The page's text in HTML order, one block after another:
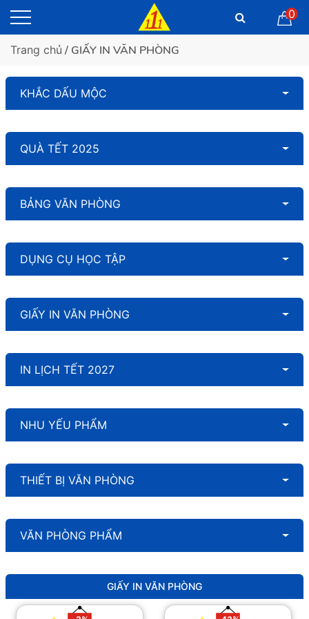
0
Trang chủ / GIẤY IN VĂN PHÒNG
KHẮC DẤU MỘC
QUÀ TẾT 2025
BẢNG VĂN PHÒNG
DỤNG CỤ HỌC TẬP
GIẤY IN VĂN PHÒNG
IN LỊCH TẾT 2027
NHU YẾU PHẨM
THIẾT BỊ VĂN PHÒNG
VĂN PHÒNG PHẨM
GIẤY IN VĂN PHÒNG